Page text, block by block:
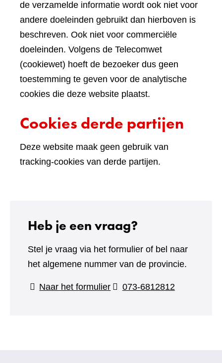
de verzamelde informatie wordt ook niet voor
andere doeleinden gebruikt dan hierboven is
beschreven. Ook niet voor commerciële
doeleinden. Volgens de Telecomwet
(cookiewet) hoeft de bezoeker dus geen
toestemming te geven voor de analytische
cookies die deze website plaatst.
Cookies derde partijen
Deze website maak geen gebruik van
tracking-cookies van derde partijen.
Heb je een vraag?
Stel je vraag via het formulier of bel naar
het algemene nummer van de provincie.
Naar het formulier(verwijst
073-6812812